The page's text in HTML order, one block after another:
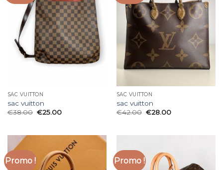
SAC VUITTON
sac vuitton
€38.00 €25.00
SAC VUITTON
sac vuitton
€42.00 €28.00
Promo ! Promo !